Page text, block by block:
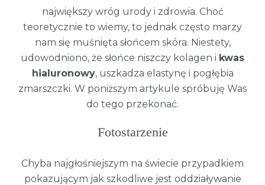
największy wróg urody i zdrowia. Choć
teoretycznie to wiemy, to jednak często marzy
nam się muśnięta słońcem skóra. Niestety,
udowodniono, że słońce niszczy kolagen i kwas
hialuronowy, uszkadza elastynę i pogłębia
zmarszczki. W poniższym artykule spróbuję Was
do tego przekonać.
Fotostarzenie
Chyba najgłośniejszym na świecie przypadkiem
pokazującym jak szkodliwe jest oddziaływanie